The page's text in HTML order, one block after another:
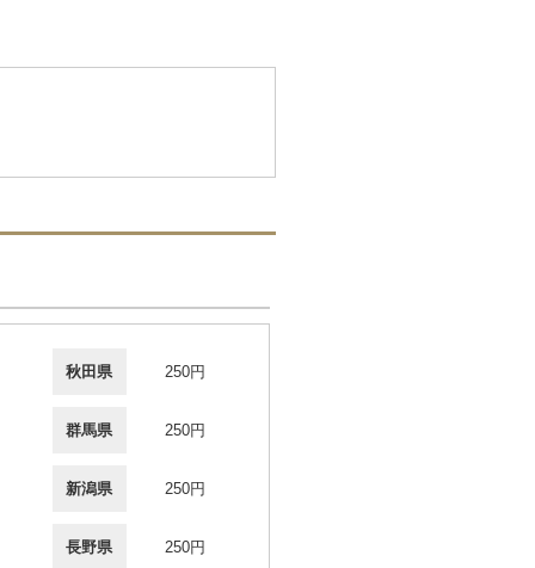
秋田県 250円
群馬県 250円
新潟県 250円
長野県 250円